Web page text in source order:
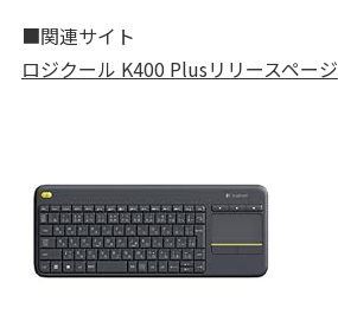
■関連サイト
ロジクール K400 Plusリリースページ